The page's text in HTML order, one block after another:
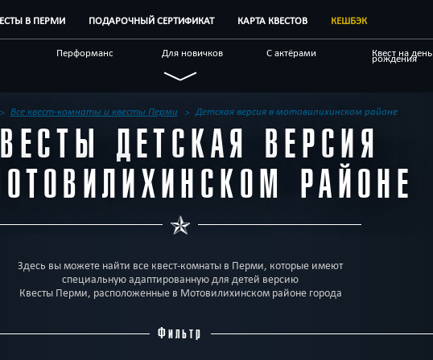
В ПЕРМИ ПОДАРОЧНЫЙ СЕРТИФИКАТ КАРТА КВЕСТОВ КЕШБЭК
Перформанс Для новичков С актёрами Квест на день
рождения
Индивидуальные
По фильму Необычные
Корпоративным
клиентам Отзывы на квесты Бренды квестов
Все квест-комнаты и квесты Перми Детская версия в мотовилихинском районе
ДЕТСКАЯ ВЕРСИЯ
РАЙОНЕ
Здесь вы можете найти все квест-комнаты в Перми, которые имеют
специальную адаптированную для детей версию
Квесты Перми, расположенные в Мотовилихинском районе города
Фильтр